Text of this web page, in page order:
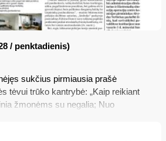
/ penktadienis)
sukčius pirmiausia prašė
tėvui trūko kantrybė: „Kaip reikiant
žmonėms su negalia; Nuo